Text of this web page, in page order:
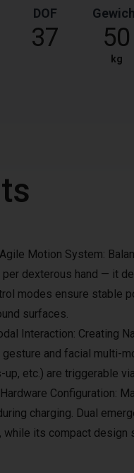
DOF
37 50
kg
Motion System:
per dexterous hand — it
modes ensure stable
surfaces.
Interaction: Creating
and facial multi-
up, etc.) are triggerable
Configuration:
charging. Dual
while its compact